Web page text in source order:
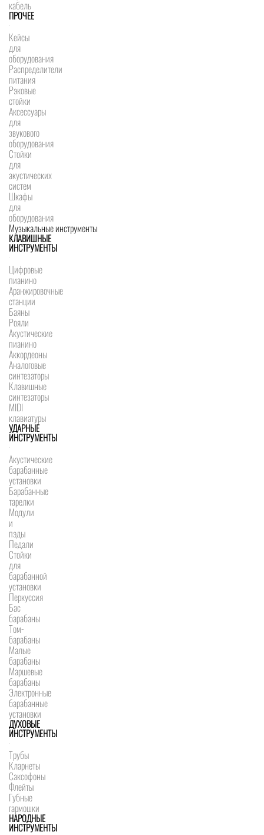
кабель
ПРОЧЕЕ
Кейсы
для
оборудования
Распределители
питания
Рэковые
стойки
Аксессуары
для
звукового
оборудования
Стойки
для
акустических
систем
Шкафы
для
оборудования
Музыкальные инструменты
КЛАВИШНЫЕ
ИНСТРУМЕНТЫ
Цифровые
пианино
Аранжировочные
станции
Баяны
Рояли
Акустические
пианино
Аккордеоны
Аналоговые
синтезаторы
Клавишные
синтезаторы
MIDI
клавиатуры
УДАРНЫЕ
ИНСТРУМЕНТЫ
Акустические
барабанные
установки
Барабанные
тарелки
Модули
и
пэды
Педали
Стойки
для
барабанной
установки
Перкуссия
Бас
барабаны
Том-
барабаны
Малые
барабаны
Маршевые
барабаны
Электронные
барабанные
установки
ДУХОВЫЕ
ИНСТРУМЕНТЫ
Трубы
Кларнеты
Саксофоны
Флейты
Губные
гармошки
НАРОДНЫЕ
ИНСТРУМЕНТЫ